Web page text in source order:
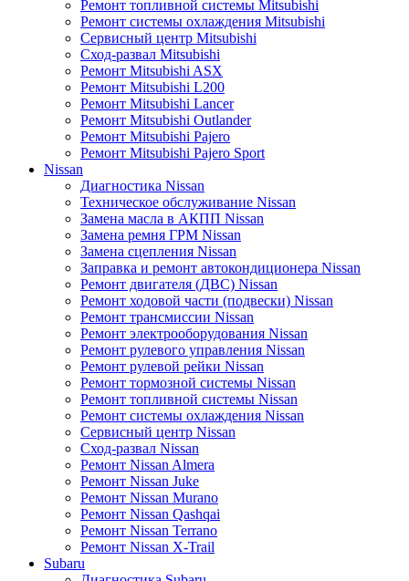
Ремонт топливной системы Mitsubishi
Ремонт системы охлаждения Mitsubishi
Сервисный центр Mitsubishi
Сход-развал Mitsubishi
Ремонт Mitsubishi ASX
Ремонт Mitsubishi L200
Ремонт Mitsubishi Lancer
Ремонт Mitsubishi Outlander
Ремонт Mitsubishi Pajero
Ремонт Mitsubishi Pajero Sport
Nissan
Диагностика Nissan
Техническое обслуживание Nissan
Замена масла в АКПП Nissan
Замена ремня ГРМ Nissan
Замена сцепления Nissan
Заправка и ремонт автокондиционера Nissan
Ремонт двигателя (ДВС) Nissan
Ремонт ходовой части (подвески) Nissan
Ремонт трансмиссии Nissan
Ремонт электрооборудования Nissan
Ремонт рулевого управления Nissan
Ремонт рулевой рейки Nissan
Ремонт тормозной системы Nissan
Ремонт топливной системы Nissan
Ремонт системы охлаждения Nissan
Сервисный центр Nissan
Сход-развал Nissan
Ремонт Nissan Almera
Ремонт Nissan Juke
Ремонт Nissan Murano
Ремонт Nissan Qashqai
Ремонт Nissan Terrano
Ремонт Nissan X-Trail
Subaru